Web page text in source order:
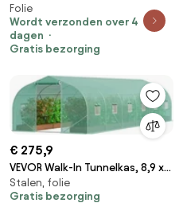
3x4,5m Garden Point groen
met 2 paar deuren
Folie
Wordt verzonden over 4
dagen
Gratis bezorging
€ 275,9
VEVOR Walk-In Tunnelkas, 8,9 x
3,1 x 2,0 m Polytunnelkas,
plantenkas met schuin dak,
Stalen, folie
Gratis bezorging